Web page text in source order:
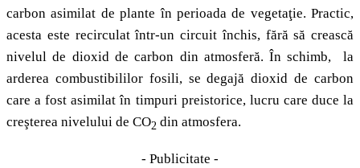
carbon asimilat de plante în perioada de vegetaţie. Practic,
acesta este recirculat într-un circuit închis, fără să crească
nivelul de dioxid de carbon din atmosferă. În schimb, la
arderea combustibililor fosili, se degajă dioxid de carbon
care a fost asimilat în timpuri preistorice, lucru care duce la
creşterea nivelului de CO2 din atmosfera.
- Publicitate -